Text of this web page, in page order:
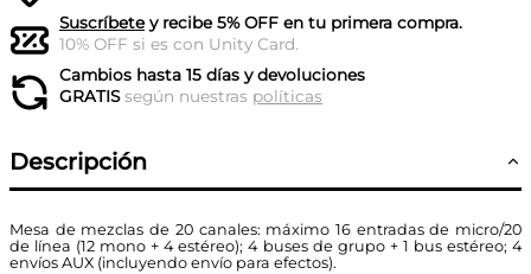
Suscríbetey recibe 5% OFF en tu primera compra.
10% OFF si es con Unity Card.
Cambios hasta 15 días y devoluciones
GRATISsegún nuestras políticas
Descripción
Mesa de mezclas de 20 canales: máximo 16 entradas de micro/20
de línea (12 mono + 4 estéreo); 4 buses de grupo + 1 bus estéreo; 4
envíos AUX (incluyendo envío para efectos).